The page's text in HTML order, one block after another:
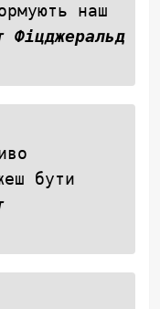
наш
Фіцджеральд
бути